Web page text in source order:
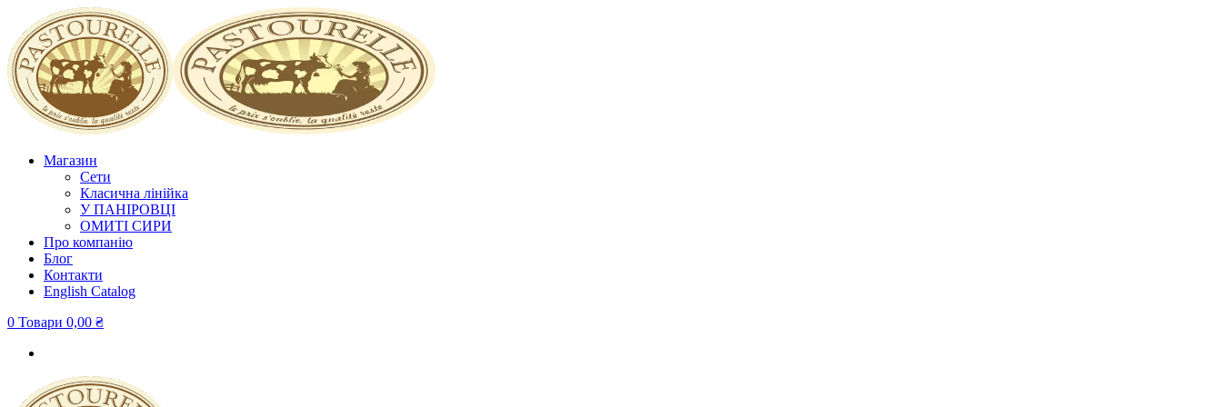
Магазин
Сети
Класична лінійка
У ПАНІРОВЦІ
ОМИТІ СИРИ
Про компанію
Блог
Контакти
English Сatalog
0 Товари 0,00 ₴